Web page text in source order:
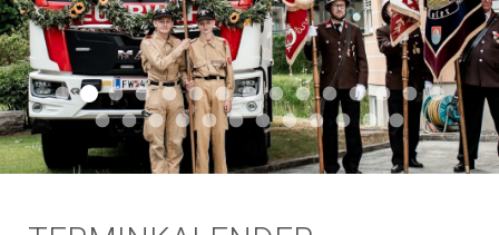
Aktuell 046
Aktuell 047
Start 011Aktuell 044
Aktuell 043
Aktuell 041
Aktuell 042
Aktuell 035
Aktuell 031
Aktuell 032
Aktuell 033
Aktuell 029
Aktuell 027
Aktuell 026
Start
Aktuell 024
Aktuell 019
Auto 010Start 010Start 002
Auto 002
Auto 009Auto 006Start 008
Start 005Start 003Start 006